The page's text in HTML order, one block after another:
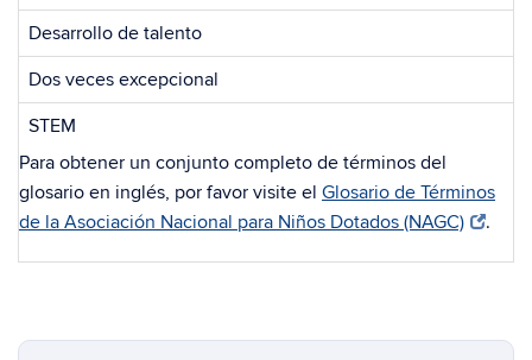
Desarrollo de talento
Dos veces excepcional
STEM
Para obtener un conjunto completo de términos del
glosario en inglés, por favor visite el Glosario de Términos
de la Asociación Nacional para Niños Dotados (NAGC)
.